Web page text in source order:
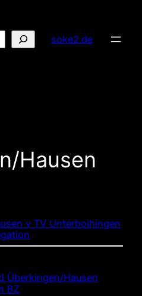
soke2.de
Hausen
v TV Unterboihingen
Überkingen/Hausen
BZ